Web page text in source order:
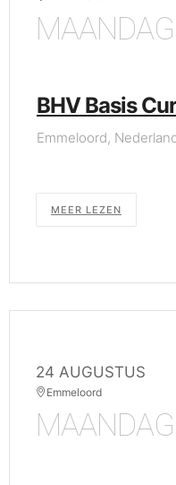
MAANDAG
BHV Basis
Emmeloord,
MEER LEZEN
24 AUGUSTUS
Emmeloord
MAANDAG